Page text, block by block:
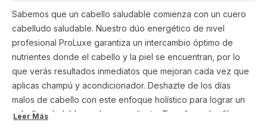
Sabemos que un cabello saludable comienza con un cuero
cabelludo saludable. Nuestro dúo energético de nivel
profesional ProLuxe garantiza un intercambio óptimo de
nutrientes donde el cabello y la piel se encuentran, por lo
que verás resultados inmediatos que mejoran cada vez que
aplicas champú y acondicionador. Deshazte de los días
malos de cabello con este enfoque holístico para lograr un
cabello saludable, sedoso y radiante. Transforma las fibras
Leer Más